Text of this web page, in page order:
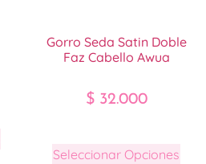
Gorro Seda Satin Doble
Faz Cabello Awua
$32.000
Seleccionar Opciones